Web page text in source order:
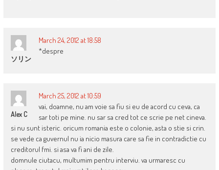
ソリン
March 24, 2012 at 18:58
*despre
Alex C
March 25, 2012 at 10:59
vai, doamne, nu am voie sa fiu si eu de acord cu ceva, ca
sar toti pe mine. nu sar sa cred tot ce scrie pe net cineva.
si nu sunt isteric. oricum romania este o colonie, asta o stie si crin.
se vede ca guvernul nu ia nicio masura care sa fie in contradictie cu
creditorul fmi. si asa va fi ani de zile.
domnule ciutacu, multumim pentru interviu. va urmaresc cu